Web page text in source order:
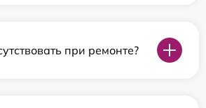
при ремонте?